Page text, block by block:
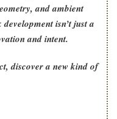
and ambient
isn’t just a
and intent.
discover a new kind of